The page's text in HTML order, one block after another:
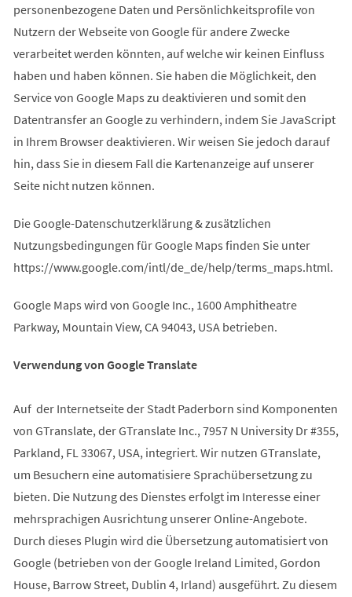
personenbezogene Daten und Persönlichkeitsprofile von
Nutzern der Webseite von Google für andere Zwecke
verarbeitet werden könnten, auf welche wir keinen Einfluss
haben und haben können. Sie haben die Möglichkeit, den
Service von Google Maps zu deaktivieren und somit den
Datentransfer an Google zu verhindern, indem Sie JavaScript
in Ihrem Browser deaktivieren. Wir weisen Sie jedoch darauf
hin, dass Sie in diesem Fall die Kartenanzeige auf unserer
Seite nicht nutzen können.
Die Google-Datenschutzerklärung & zusätzlichen
Nutzungsbedingungen für Google Maps finden Sie unter
https://www.google.com/intl/de_de/help/terms_maps.html.
Google Maps wird von Google Inc., 1600 Amphitheatre
Parkway, Mountain View, CA 94043, USA betrieben.
Verwendung von Google Translate
Auf der Internetseite der Stadt Paderborn sind Komponenten
von GTranslate, der GTranslate Inc., 7957 N University Dr #355,
Parkland, FL 33067, USA, integriert. Wir nutzen GTranslate,
um Besuchern eine automatisiere Sprachübersetzung zu
bieten. Die Nutzung des Dienstes erfolgt im Interesse einer
mehrsprachigen Ausrichtung unserer Online-Angebote.
Durch dieses Plugin wird die Übersetzung automatisiert von
Google (betrieben von der Google Ireland Limited, Gordon
House, Barrow Street, Dublin 4, Irland) ausgeführt. Zu diesem